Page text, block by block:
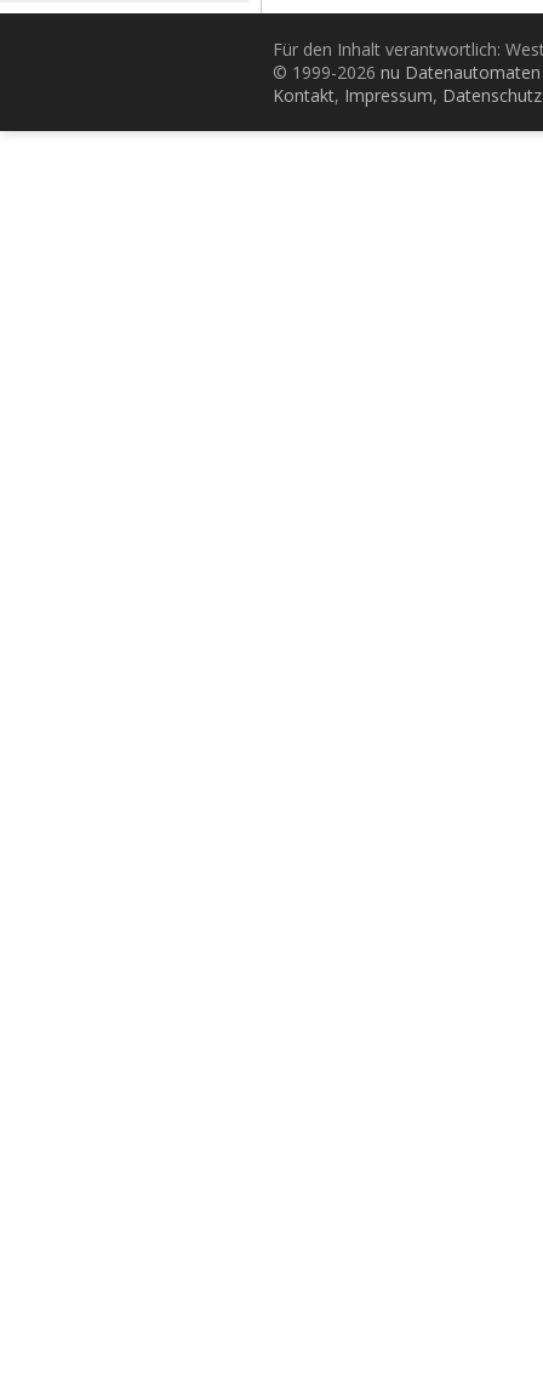
Für den Inhalt verantwortlich:
© 1999-2026 nu
Kontakt, Impressum, Datenschutz